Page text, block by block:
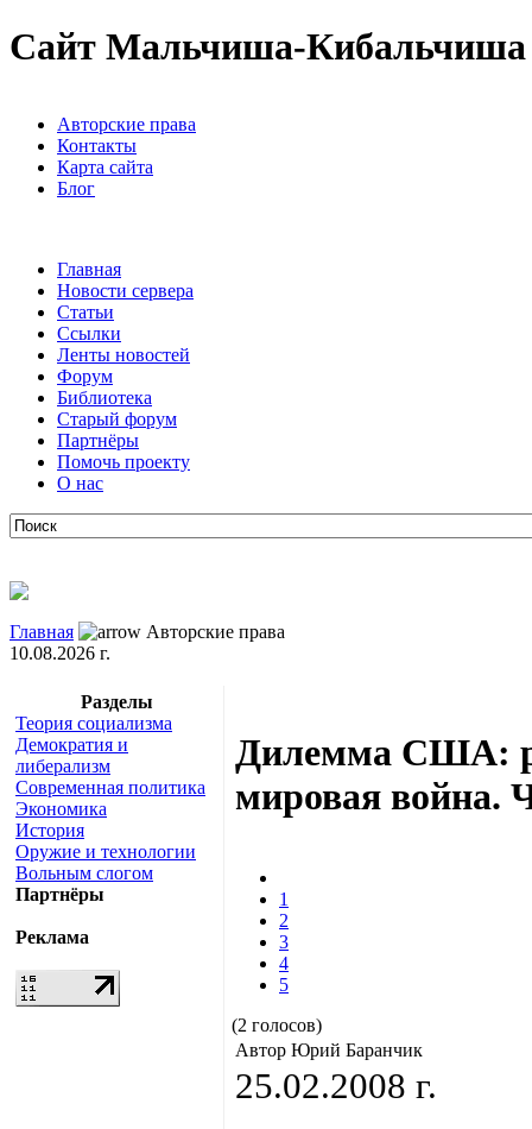
Сайт Мальчиша-Кибальчиша
Авторские права
Контакты
Карта сайта
Блог
Главная
Новости сервера
Статьи
Ссылки
Ленты новостей
Форум
Библиотека
Старый форум
Партнёры
Помочь проекту
О нас
Главная
Авторские права
10.08.2026 г.
Разделы
Теория социализма
Демократия и
либерализм
Современная политика
Экономика
История
Оружие и технологии
Вольным слогом
Партнёры
Реклама
Дилемма США:
мировая война.
1
2
3
4
5
(2 голосов)
Автор Юрий Баранчик
25.02.2008 г.